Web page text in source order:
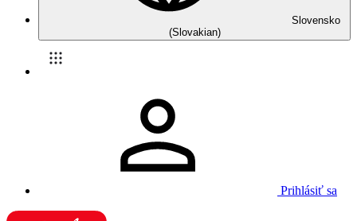
Slovensko
(Slovakian)
Prihlásiť sa